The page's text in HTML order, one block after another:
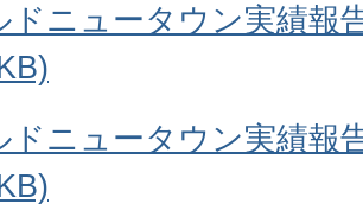
ドニュータウン実績報
ドニュータウン実績報